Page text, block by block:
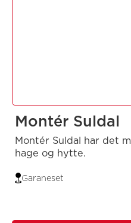
Montér Suldal
Montér Suldal har det
hage og hytte.
Garaneset